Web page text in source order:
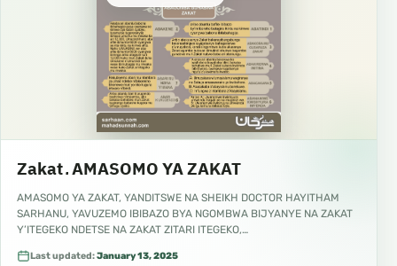
Zakat ـ AMASOMO YA ZAKAT
AMASOMO YA ZAKAT, YANDITSWE NA SHEIKH DOCTOR HAYITHAM
SARHANU, YAVUZEMO IBIBAZO BYA NGOMBWA BIJYANYE NA ZAKAT
Y’ITEGEKO NDETSE NA ZAKAT ZITARI ITEGEKO,…
Last updated:January 13, 2025